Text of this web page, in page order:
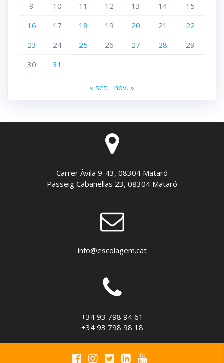
9
10 11 12 13 14
15
16
17 18 19 20 21
22
23
24 25 26 27 28
29
30
31
« set. nov. »
Carrer Àvila 9-43, 08304 Mataró
Passeig Cabanellas 23, 08304 Mataró
info@escolagem.cat
+34 93 798 94 61
+34 93 798 98 18